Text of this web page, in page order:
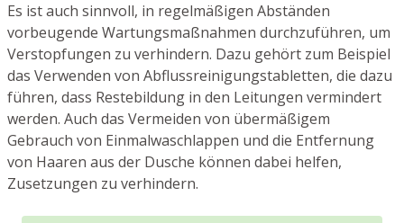
Es ist auch sinnvoll, in regelmäßigen Abständen
vorbeugende Wartungsmaßnahmen durchzuführen, um
Verstopfungen zu verhindern. Dazu gehört zum Beispiel
das Verwenden von Abflussreinigungstabletten, die dazu
führen, dass Restebildung in den Leitungen vermindert
werden. Auch das Vermeiden von übermäßigem
Gebrauch von Einmalwaschlappen und die Entfernung
von Haaren aus der Dusche können dabei helfen,
Zusetzungen zu verhindern.